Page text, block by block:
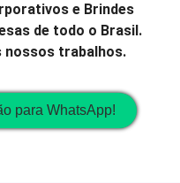
e Brindes
de todo o Brasil.
nossos trabalhos.
para WhatsApp!